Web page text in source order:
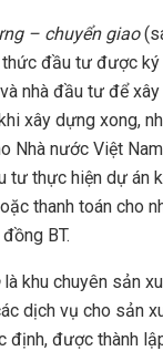
– chuyển giao
đầu tư được ký
nhà đầu tư để
xây dựng xong,
Nhà nước Việt
tư thực hiện dự án
thanh toán cho
BT.
là khu chuyên sản
dịch vụ cho sản
định, được thành